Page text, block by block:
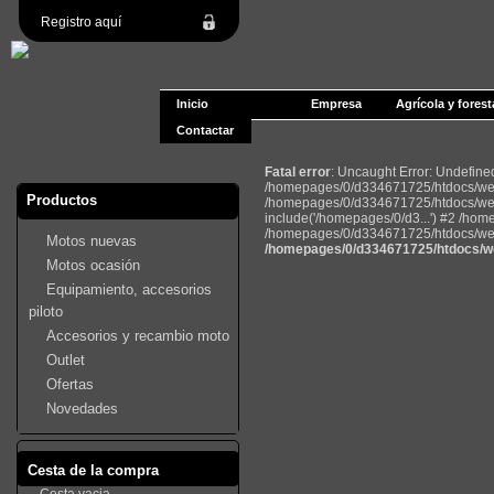
Registro aquí
Inicio Empresa
Agrícola y
Contactar
Productos
Motos nuevas
Motos ocasión
Equipamiento, accesorios
piloto
Accesorios y recambio moto
Outlet
Ofertas
Novedades
Cesta de la compra
Fatal error: Uncaught Error:
/homepages/0/d334671725/htdocs/
/homepages/0/d334671725/htdocs/
include('/homepages/0/d3...') #2 /
/homepages/0/d334671725/htdocs/
/homepages/0/d334671725/htdocs/